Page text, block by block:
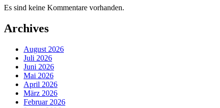
Es sind keine Kommentare vorhanden.
Archives
August 2026
Juli 2026
Juni 2026
Mai 2026
April 2026
März 2026
Februar 2026